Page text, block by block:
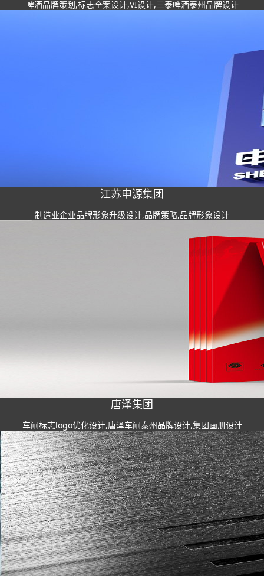
啤酒品牌策划,标志全案设计,VI设计,三泰啤酒泰州品牌设计
江苏申源集团
制造业企业品牌形象升级设计,品牌策略,品牌形象设计
唐泽集团
车闸标志logo优化设计,唐泽车闸泰州品牌设计,集团画册设计